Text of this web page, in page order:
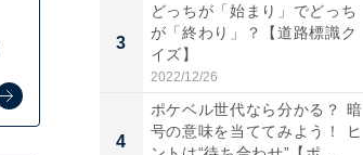
3
どっちが「始まり」でどっち
が「終わり」？【道路標識ク
イズ】
2022/12/26
4
ポケベル世代なら分かる？ 暗
号の意味を当ててみよう！ ヒ